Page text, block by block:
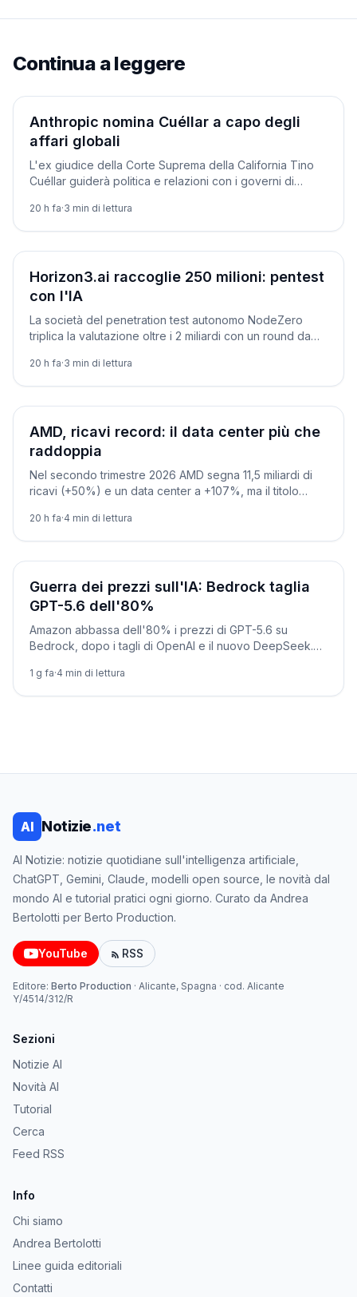
Continua a leggere
Aziende
Anthropic nomina Cuéllar a capo degli
affari globali
L'ex giudice della Corte Suprema della California Tino
Cuéllar guiderà politica e relazioni con i governi di
20 h fa·3 min di lettura
Aziende
Horizon3.ai raccoglie 250 milioni: pentest
con l'IA
La società del penetration test autonomo NodeZero
triplica la valutazione oltre i 2 miliardi con un round da
20 h fa·3 min di lettura
Aziende
AMD, ricavi record: il data center più che
raddoppia
Nel secondo trimestre 2026 AMD segna 11,5 miliardi di
ricavi (+50%) e un data center a +107%, ma il titolo
20 h fa·4 min di lettura
Aziende
Guerra dei prezzi sull'IA: Bedrock taglia
GPT-5.6 dell'80%
Amazon abbassa dell'80% i prezzi di GPT-5.6 su
Bedrock, dopo i tagli di OpenAI e il nuovo DeepSeek.
1 g fa·4 min di lettura
AI Notizie.net
AI Notizie: notizie quotidiane sull'intelligenza artificiale,
ChatGPT, Gemini, Claude, modelli open source, le novità dal
mondo AI e tutorial pratici ogni giorno. Curato da Andrea
Bertolotti per Berto Production.
YouTube RSS
Editore: Berto Production · Alicante, Spagna · cod. Alicante
Y/4514/312/R
Sezioni
Notizie AI
Novità AI
Tutorial
Cerca
Feed RSS
Info
Chi siamo
Andrea Bertolotti
Linee guida editoriali
Contatti